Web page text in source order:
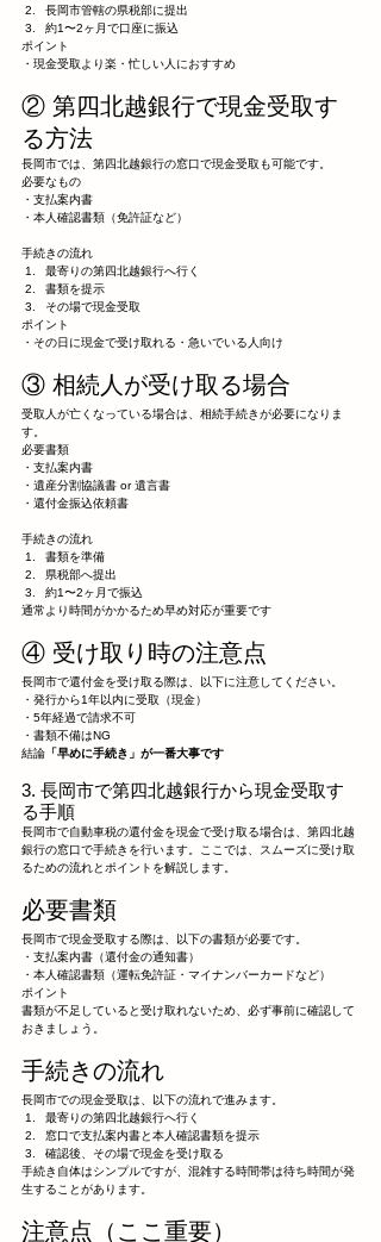
長岡市管轄の県税部に提出
約1〜2ヶ月で口座に振込
ポイント
・現金受取より楽・忙しい人におすすめ
② 第四北越銀行で現金受取す
る方法
長岡市では、第四北越銀行の窓口で現金受取も可能です。
必要なもの
・支払案内書
・本人確認書類（免許証など）
手続きの流れ
最寄りの第四北越銀行へ行く
書類を提示
その場で現金受取
ポイント
・その日に現金で受け取れる・急いでいる人向け
③ 相続人が受け取る場合
受取人が亡くなっている場合は、相続手続きが必要になりま
す。
必要書類
・支払案内書
・遺産分割協議書 or 遺言書
・還付金振込依頼書
手続きの流れ
書類を準備
県税部へ提出
約1〜2ヶ月で振込
通常より時間がかかるため早め対応が重要です
④ 受け取り時の注意点
長岡市で還付金を受け取る際は、以下に注意してください。
・発行から1年以内に受取（現金）
・5年経過で請求不可
・書類不備はNG
結論 「早めに手続き」が一番大事です
3. 長岡市で第四北越銀行から現金受取す
る手順
長岡市で自動車税の還付金を現金で受け取る場合は、第四北越
銀行の窓口で手続きを行います。ここでは、スムーズに受け取
るための流れとポイントを解説します。
必要書類
長岡市で現金受取する際は、以下の書類が必要です。
・支払案内書（還付金の通知書）
・本人確認書類（運転免許証・マイナンバーカードなど）
ポイント
書類が不足していると受け取れないため、必ず事前に確認して
おきましょう。
手続きの流れ
長岡市での現金受取は、以下の流れで進みます。
最寄りの第四北越銀行へ行く
窓口で支払案内書と本人確認書類を提示
確認後、その場で現金を受け取る
手続き自体はシンプルですが、混雑する時間帯は待ち時間が発
生することがあります。
注意点（ここ重要）